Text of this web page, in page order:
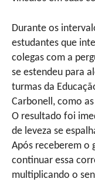
Durante os
estudantes que
colegas com a
se estendeu para
turmas da
Carbonell, como
O resultado foi
de leveza se
Após receberem o
continuar essa
multiplicando o